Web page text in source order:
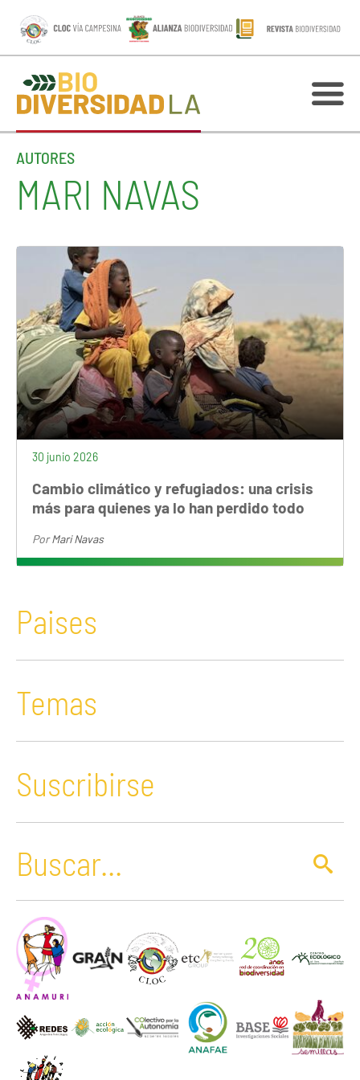
AUTORES
MARI NAVAS
30 junio 2026
Cambio climático y refugiados: una crisis
más para quienes ya lo han perdido todo
PorMari Navas
Paises
Temas
Suscribirse